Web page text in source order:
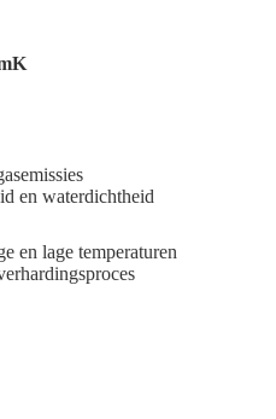
en waterdichtheid
en lage temperaturen